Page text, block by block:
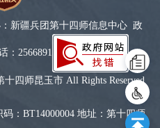
新疆兵团第十四师信息中心 政
：2566891
四师昆玉市 All Rights Reserved
BT14000004 地址：第十四师